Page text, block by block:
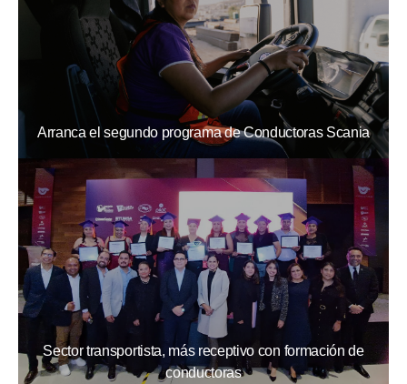
Arranca el segundo programa de Conductoras Scania
Sector transportista, más receptivo con formación de
conductoras